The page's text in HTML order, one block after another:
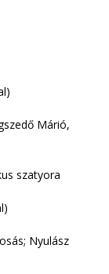
Márió,
szatyora
Nyulász